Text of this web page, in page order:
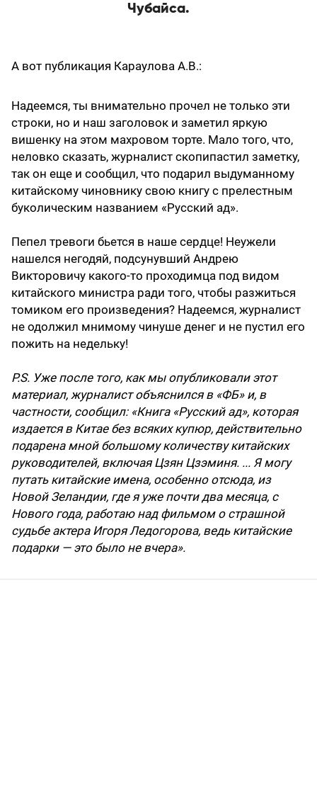
Чубайса.
А вот публикация Караулова А.В.:
Надеемся, ты внимательно прочел не только эти
строки, но и наш заголовок и заметил яркую
вишенку на этом махровом торте. Мало того, что,
неловко сказать, журналист скопипастил заметку,
так он еще и сообщил, что подарил выдуманному
китайскому чиновнику свою книгу с прелестным
буколическим названием «Русский ад».
Пепел тревоги бьется в наше сердце! Неужели
нашелся негодяй, подсунувший Андрею
Викторовичу какого-то проходимца под видом
китайского министра ради того, чтобы разжиться
томиком его произведения? Надеемся, журналист
не одолжил мнимому чинуше денег и не пустил его
пожить на недельку!
P.S. Уже после того, как мы опубликовали этот
материал, журналист объяснился в «ФБ» и, в
частности, сообщил: «Книга «Русский ад», которая
издается в Китае без всяких купюр, действительно
подарена мной большому количеству китайских
руководителей, включая Цзян Цзэминя. ... Я могу
путать китайские имена, особенно отсюда, из
Новой Зеландии, где я уже почти два месяца, с
Нового года, работаю над фильмом о страшной
судьбе актера Игоря Ледогорова, ведь китайские
подарки — это было не вчера».